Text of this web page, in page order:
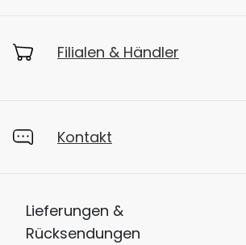
Filialen & Händler
Kontakt
Lieferungen &
Rücksendungen